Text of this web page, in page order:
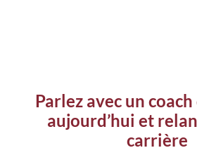
Parlez avec un
aujourd’hui et
carrière